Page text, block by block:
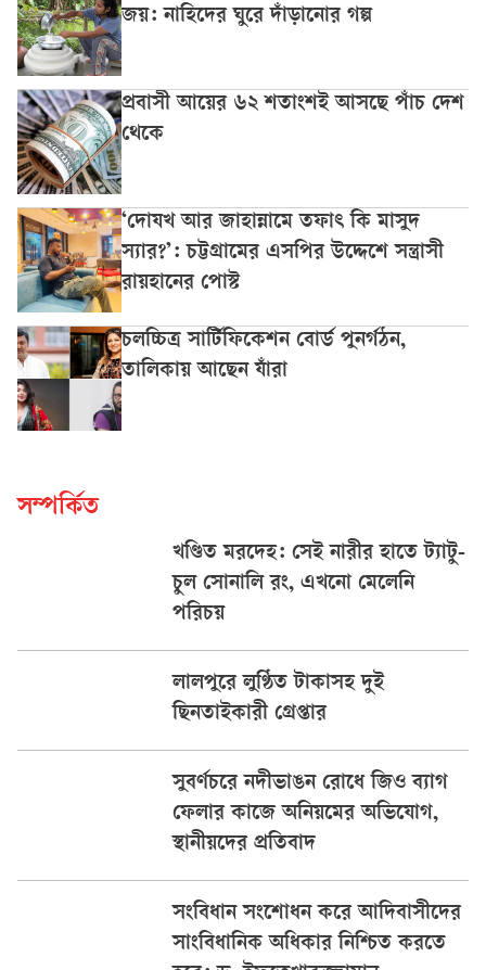
জয়: নাহিদের ঘুরে দাঁড়ানোর গল্প
প্রবাসী আয়ের ৬২ শতাংশই আসছে পাঁচ দেশ
থেকে
‘দোযখ আর জাহান্নামে তফাৎ কি মাসুদ
স্যার?’: চট্টগ্রামের এসপির উদ্দেশে সন্ত্রাসী
রায়হানের পোস্ট
চলচ্চিত্র সার্টিফিকেশন বোর্ড পুনর্গঠন,
তালিকায় আছেন যাঁরা
সম্পর্কিত
খণ্ডিত মরদেহ: সেই নারীর হাতে ট্যাটু-
চুল সোনালি রং, এখনো মেলেনি
পরিচয়
লালপুরে লুণ্ঠিত টাকাসহ দুই
ছিনতাইকারী গ্রেপ্তার
সুবর্ণচরে নদীভাঙন রোধে জিও ব্যাগ
ফেলার কাজে অনিয়মের অভিযোগ,
স্থানীয়দের প্রতিবাদ
সংবিধান সংশোধন করে আদিবাসীদের
সাংবিধানিক অধিকার নিশ্চিত করতে